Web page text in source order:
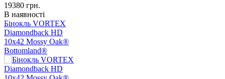
19380 грн.
В наявності
Бінокль VORTEX
Diamondback HD
10x42 Mossy Oak®
Bottomland®